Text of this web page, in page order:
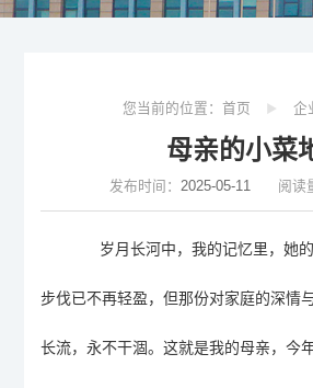
您当前的位置： 首页 企
母亲的小菜
发布时间：2025-05-11 阅读
岁月长河中，我的记忆里，她
步伐已不再轻盈，但那份对家庭的深情
长流，永不干涸。这就是我的母亲，今